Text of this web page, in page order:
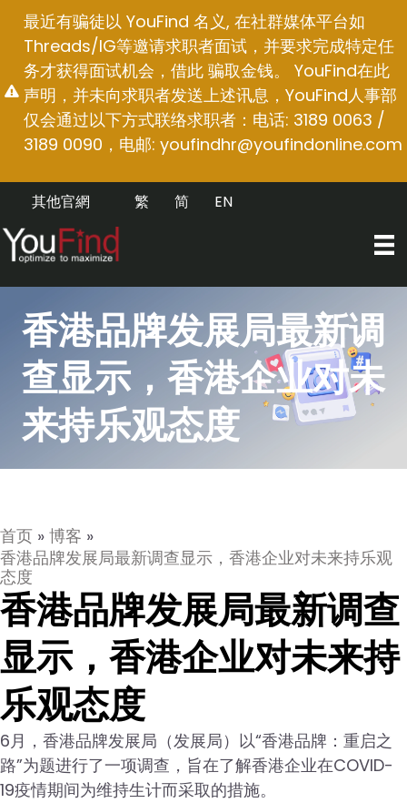
最近有骗徒以 YouFind 名义, 在社群媒体平台如
Threads/IG等邀请求职者面试，并要求完成特定任
务才获得面试机会，借此 骗取金钱。 YouFind在此
声明，并未向求职者发送上述讯息，YouFind人事部
仅会通过以下方式联络求职者：电话: 3189 0063 /
3189 0090，电邮: youfindhr@youfindonline.com
其他官網 EN
简
繁
香港品牌发展局最新调
查显示，香港企业对未
来持乐观态度
首页 » 博客 »
香港品牌发展局最新调查显示，香港企业对未来持乐观
态度
香港品牌发展局最新调查
显示，香港企业对未来持
乐观态度
6月，香港品牌发展局（发展局）以“香港品牌：重启之
路”为题进行了一项调查，旨在了解香港企业在COVID-
19疫情期间为维持生计而采取的措施。